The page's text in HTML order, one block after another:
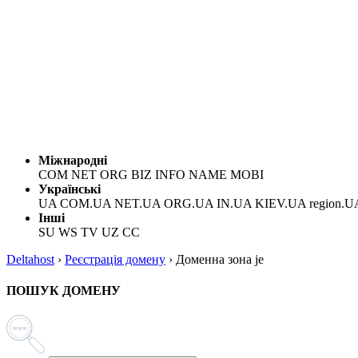
Міжнародні
COM NET ORG BIZ INFO NAME MOBI
Українські
UA COM.UA NET.UA ORG.UA IN.UA KIEV.UA
Інші
SU WS TV UZ CC
Deltahost › Реєстрація домену › Доменна зона je
ПОШУК ДОМЕНУ